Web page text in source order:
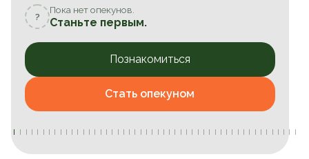
?
Пока нет опекунов.
Станьте первым.
Познакомиться
Стать опекуном